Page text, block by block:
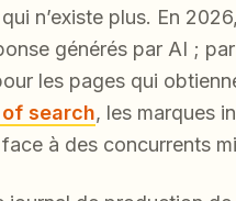
n’existe plus. En
générés par AI ;
les pages qui
search, les marques
à des concurrents